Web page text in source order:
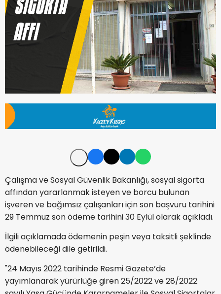
Çalışma ve Sosyal Güvenlik Bakanlığı, sosyal sigorta
affından yararlanmak isteyen ve borcu bulunan
işveren ve bağımsız çalışanları için son başvuru tarihini
29 Temmuz son ödeme tarihini 30 Eylül olarak açıkladı.
İlgili açıklamada ödemenin peşin veya taksitli şeklinde
ödenebileceği dile getirildi.
"24 Mayıs 2022 tarihinde Resmi Gazete’de
yayımlanarak yürürlüğe giren 25/2022 ve 28/2022